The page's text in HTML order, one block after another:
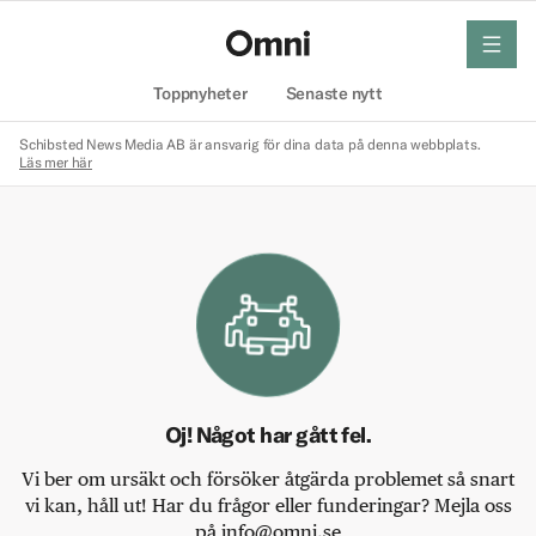
Toppnyheter Senaste nytt
meny
Schibsted News Media AB är ansvarig för dina data på denna webbplats.
Läs mer här
Oj! Något har gått fel.
Vi ber om ursäkt och försöker åtgärda problemet så snart
vi kan, håll ut! Har du frågor eller funderingar? Mejla oss